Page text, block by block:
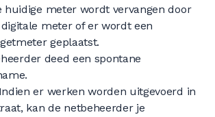
huidige meter wordt vervangen door
meter of er wordt een
geplaatst.
deed een spontane
er werken worden uitgevoerd in
kan de netbeheerder je